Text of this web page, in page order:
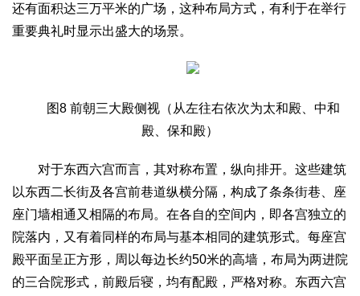
还有面积达三万平米的广场，这种布局方式，有利于在举行
重要典礼时显示出盛大的场景。
图8 前朝三大殿侧视（从左往右依次为太和殿、中和
殿、保和殿）
对于东西六宫而言，其对称布置，纵向排开。这些建筑
以东西二长街及各宫前巷道纵横分隔，构成了条条街巷、座
座门墙相通又相隔的布局。在各自的空间内，即各宫独立的
院落内，又有着同样的布局与基本相同的建筑形式。每座宫
殿平面呈正方形，周以每边长约50米的高墙，布局为两进院
的三合院形式，前殿后寝，均有配殿，严格对称。东西六宫